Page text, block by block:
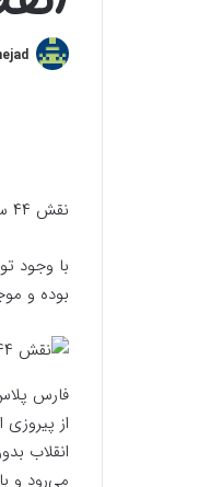
نقش ۴۴ سال رهبری نظام در حفظ انقلاب
با وجود
بوده و
از
انقلاب
می‌رود و